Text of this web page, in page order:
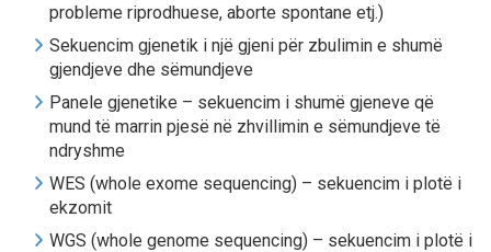
probleme riprodhuese, aborte spontane etj.)
Sekuencim gjenetik i një gjeni për zbulimin e shumë
gjendjeve dhe sëmundjeve
Panele gjenetike – sekuencim i shumë gjeneve që
mund të marrin pjesë në zhvillimin e sëmundjeve të
ndryshme
WES (whole exome sequencing) – sekuencim i plotë i
ekzomit
WGS (whole genome sequencing) – sekuencim i plotë i